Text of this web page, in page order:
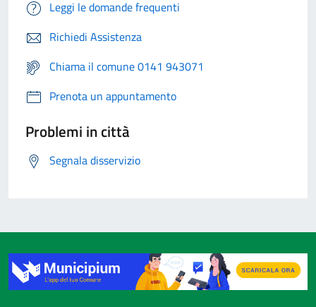
Leggi le domande frequenti
Richiedi Assistenza
Chiama il comune 0141 943071
Prenota un appuntamento
Problemi in città
Segnala disservizio